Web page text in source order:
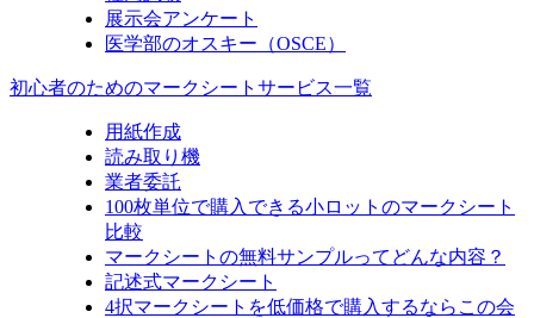
展示会アンケート
医学部のオスキー（OSCE）
初心者のためのマークシートサービス一覧
用紙作成
読み取り機
業者委託
100枚単位で購入できる小ロットのマークシート
比較
マークシートの無料サンプルってどんな内容？
記述式マークシート
4択マークシートを低価格で購入するならこの会